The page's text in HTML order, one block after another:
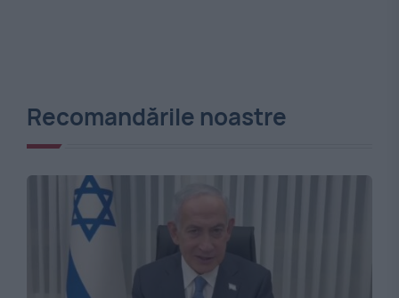
Recomandările noastre